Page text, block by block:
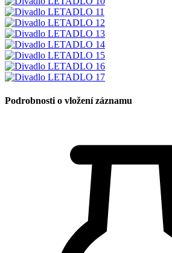
Podrobnosti o vložení záznamu